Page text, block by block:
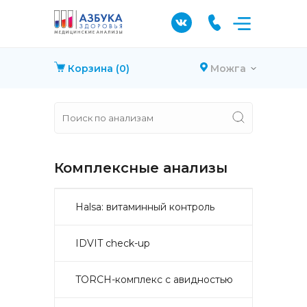
Корзина (0) Можга
Комплексные анализы
Halsa: витаминный контроль
IDVIT check-up
TORCH-комплекс с авидностью